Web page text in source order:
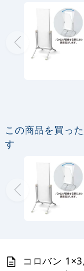
この商品を買っ
す
コロバン